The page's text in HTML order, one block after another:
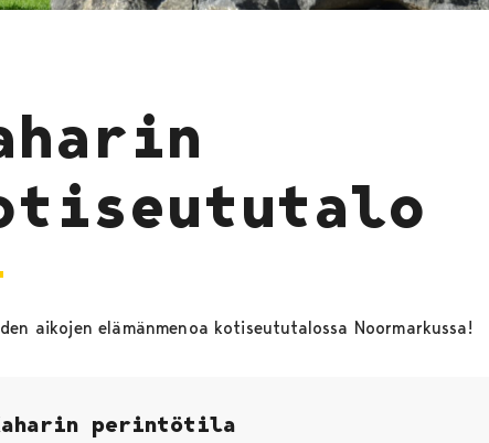
aikojen elämänmenoa kotiseututalossa Noormarkussa!
perintötila